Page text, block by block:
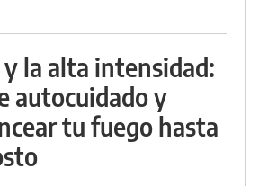
y la alta intensidad:
autocuidado y
tu fuego hasta